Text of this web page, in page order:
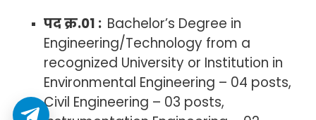
पद क्र.01 : Bachelor’s Degree in
Engineering/Technology from a
recognized University or Institution in
Environmental Engineering – 04 posts,
Civil Engineering – 03 posts,